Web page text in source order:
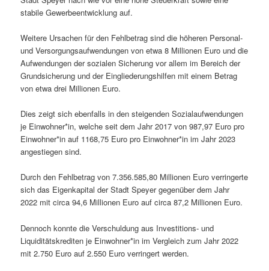
stabile Gewerbeentwicklung auf.
Weitere Ursachen für den Fehlbetrag sind die höheren Personal-
und Versorgungsaufwendungen von etwa 8 Millionen Euro und die
Aufwendungen der sozialen Sicherung vor allem im Bereich der
Grundsicherung und der Eingliederungshilfen mit einem Betrag
von etwa drei Millionen Euro.
Dies zeigt sich ebenfalls in den steigenden Sozialaufwendungen
je Einwohner*in, welche seit dem Jahr 2017 von 987,97 Euro pro
Einwohner*in auf 1168,75 Euro pro Einwohner*in im Jahr 2023
angestiegen sind.
Durch den Fehlbetrag von 7.356.585,80 Millionen Euro verringerte
sich das Eigenkapital der Stadt Speyer gegenüber dem Jahr
2022 mit circa 94,6 Millionen Euro auf circa 87,2 Millionen Euro.
Dennoch konnte die Verschuldung aus Investitions- und
Liquiditätskrediten je Einwohner*in im Vergleich zum Jahr 2022
mit 2.750 Euro auf 2.550 Euro verringert werden.